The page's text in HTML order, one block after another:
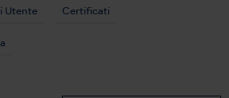
Utente Certificati